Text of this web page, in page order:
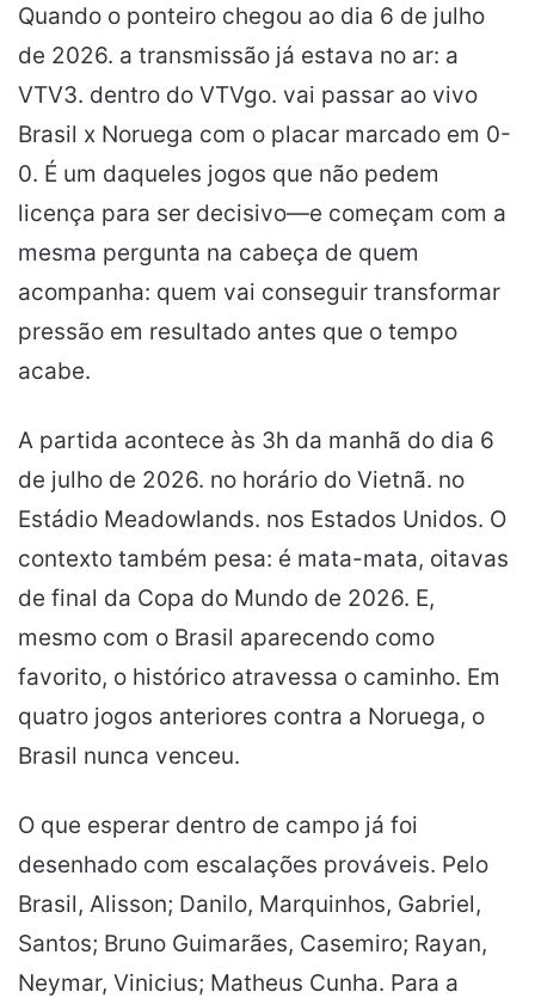
Quando o ponteiro chegou ao dia 6 de julho
de 2026. a transmissão já estava no ar: a
VTV3. dentro do VTVgo. vai passar ao vivo
Brasil x Noruega com o placar marcado em 0-
0. É um daqueles jogos que não pedem
licença para ser decisivo—e começam com a
mesma pergunta na cabeça de quem
acompanha: quem vai conseguir transformar
pressão em resultado antes que o tempo
acabe.
A partida acontece às 3h da manhã do dia 6
de julho de 2026. no horário do Vietnã. no
Estádio Meadowlands. nos Estados Unidos. O
contexto também pesa: é mata-mata, oitavas
de final da Copa do Mundo de 2026. E,
mesmo com o Brasil aparecendo como
favorito, o histórico atravessa o caminho. Em
quatro jogos anteriores contra a Noruega, o
Brasil nunca venceu.
O que esperar dentro de campo já foi
desenhado com escalações prováveis. Pelo
Brasil, Alisson; Danilo, Marquinhos, Gabriel,
Santos; Bruno Guimarães, Casemiro; Rayan,
Neymar, Vinicius; Matheus Cunha. Para a